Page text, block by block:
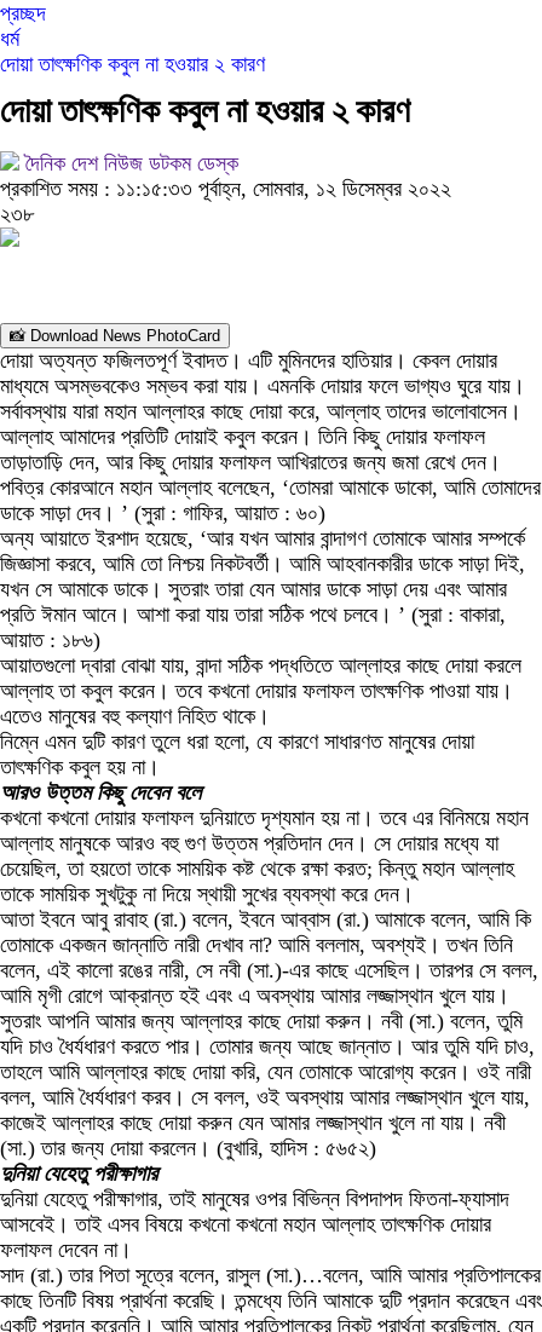
প্রচ্ছদ
ধর্ম
দোয়া তাৎক্ষণিক কবুল না হওয়ার ২ কারণ
দোয়া তাৎক্ষণিক কবুল না হওয়ার ২ কারণ
দৈনিক দেশ নিউজ ডটকম ডেস্ক
প্রকাশিত সময় : ১১:১৫:৩৩ পূর্বাহ্ন, সোমবার, ১২ ডিসেম্বর ২০২২
২৩৮
📸 Download News PhotoCard
দোয়া অত্যন্ত ফজিলতপূর্ণ ইবাদত। এটি মুমিনদের হাতিয়ার। কেবল দোয়ার
মাধ্যমে অসম্ভবকেও সম্ভব করা যায়। এমনকি দোয়ার ফলে ভাগ্যও ঘুরে যায়।
সর্বাবস্থায় যারা মহান আল্লাহর কাছে দোয়া করে, আল্লাহ তাদের ভালোবাসেন।
আল্লাহ আমাদের প্রতিটি দোয়াই কবুল করেন। তিনি কিছু দোয়ার ফলাফল
তাড়াতাড়ি দেন, আর কিছু দোয়ার ফলাফল আখিরাতের জন্য জমা রেখে দেন।
পবিত্র কোরআনে মহান আল্লাহ বলেছেন, ‘তোমরা আমাকে ডাকো, আমি তোমাদের
ডাকে সাড়া দেব। ’ (সুরা : গাফির, আয়াত : ৬০)
অন্য আয়াতে ইরশাদ হয়েছে, ‘আর যখন আমার বান্দাগণ তোমাকে আমার সম্পর্কে
জিজ্ঞাসা করবে, আমি তো নিশ্চয় নিকটবর্তী। আমি আহবানকারীর ডাকে সাড়া দিই,
যখন সে আমাকে ডাকে। সুতরাং তারা যেন আমার ডাকে সাড়া দেয় এবং আমার
প্রতি ঈমান আনে। আশা করা যায় তারা সঠিক পথে চলবে। ’ (সুরা : বাকারা,
আয়াত : ১৮৬)
আয়াতগুলো দ্বারা বোঝা যায়, বান্দা সঠিক পদ্ধতিতে আল্লাহর কাছে দোয়া করলে
আল্লাহ তা কবুল করেন। তবে কখনো দোয়ার ফলাফল তাৎক্ষণিক পাওয়া যায়।
এতেও মানুষের বহু কল্যাণ নিহিত থাকে।
নিম্নে এমন দুটি কারণ তুলে ধরা হলো, যে কারণে সাধারণত মানুষের দোয়া
তাৎক্ষণিক কবুল হয় না।
আরও উত্তম কিছু দেবেন বলে
কখনো কখনো দোয়ার ফলাফল দুনিয়াতে দৃশ্যমান হয় না। তবে এর বিনিময়ে মহান
আল্লাহ মানুষকে আরও বহু গুণ উত্তম প্রতিদান দেন। সে দোয়ার মধ্যে যা
চেয়েছিল, তা হয়তো তাকে সাময়িক কষ্ট থেকে রক্ষা করত; কিন্তু মহান আল্লাহ
তাকে সাময়িক সুখটুকু না দিয়ে স্থায়ী সুখের ব্যবস্থা করে দেন।
আতা ইবনে আবু রাবাহ (রা.) বলেন, ইবনে আব্বাস (রা.) আমাকে বলেন, আমি কি
তোমাকে একজন জান্নাতি নারী দেখাব না? আমি বললাম, অবশ্যই। তখন তিনি
বলেন, এই কালো রঙের নারী, সে নবী (সা.)-এর কাছে এসেছিল। তারপর সে বলল,
আমি মৃগী রোগে আক্রান্ত হই এবং এ অবস্থায় আমার লজ্জাস্থান খুলে যায়।
সুতরাং আপনি আমার জন্য আল্লাহর কাছে দোয়া করুন। নবী (সা.) বলেন, তুমি
যদি চাও ধৈর্যধারণ করতে পার। তোমার জন্য আছে জান্নাত। আর তুমি যদি চাও,
তাহলে আমি আল্লাহর কাছে দোয়া করি, যেন তোমাকে আরোগ্য করেন। ওই নারী
বলল, আমি ধৈর্যধারণ করব। সে বলল, ওই অবস্থায় আমার লজ্জাস্থান খুলে যায়,
কাজেই আল্লাহর কাছে দোয়া করুন যেন আমার লজ্জাস্থান খুলে না যায়। নবী
(সা.) তার জন্য দোয়া করলেন। (বুখারি, হাদিস : ৫৬৫২)
দুনিয়া যেহেতু পরীক্ষাগার
দুনিয়া যেহেতু পরীক্ষাগার, তাই মানুষের ওপর বিভিন্ন বিপদাপদ ফিতনা-ফ্যাসাদ
আসবেই। তাই এসব বিষয়ে কখনো কখনো মহান আল্লাহ তাৎক্ষণিক দোয়ার
ফলাফল দেবেন না।
সাদ (রা.) তার পিতা সূত্রে বলেন, রাসুল (সা.)…বলেন, আমি আমার প্রতিপালকের
কাছে তিনটি বিষয় প্রার্থনা করেছি। তন্মধ্যে তিনি আমাকে দুটি প্রদান করেছেন এবং
একটি প্রদান করেননি। আমি আমার প্রতিপালকের নিকট প্রার্থনা করেছিলাম, যেন